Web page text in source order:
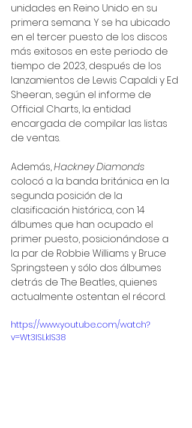
unidades en Reino Unido en su
primera semana. Y se ha ubicado
en el tercer puesto de los discos
más exitosos en este periodo de
tiempo de 2023, después de los
lanzamientos de Lewis Capaldi y Ed
Sheeran, según el informe de
Official Charts, la entidad
encargada de compilar las listas
de ventas.
Además, Hackney Diamonds
colocó a la banda británica en la
segunda posición de la
clasificación histórica, con 14
álbumes que han ocupado el
primer puesto, posicionándose a
la par de Robbie Williams y Bruce
Springsteen y sólo dos álbumes
detrás de The Beatles, quienes
actualmente ostentan el récord.
https://www.youtube.com/watch?
v=Wt3ISLkIS38